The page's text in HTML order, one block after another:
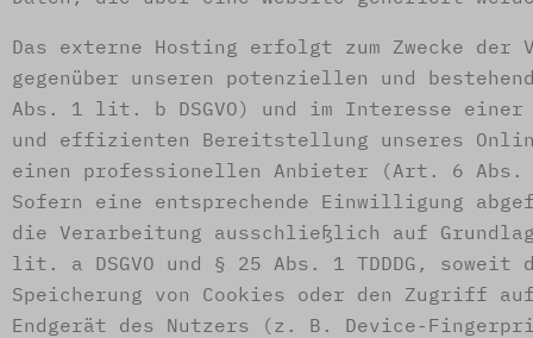
Das externe Hosting erfolgt zum Zwecke der
gegenüber unseren potenziellen und
Abs. 1 lit. b DSGVO) und im Interesse
und effizienten Bereitstellung unseres
einen professionellen Anbieter (Art. 6
Sofern eine entsprechende Einwilligung
die Verarbeitung ausschließlich auf
lit. a DSGVO und § 25 Abs. 1 TDDDG,
Speicherung von Cookies oder den Zugriff
Endgerät des Nutzers (z. B. Device-